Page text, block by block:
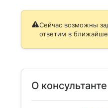
Сейчас возможны
ответим в
О консультанте